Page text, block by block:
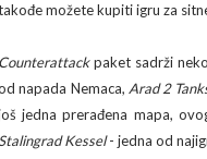
možete kupiti igru za
Counterattackpaket sadrži
napada Nemaca, Arad 2
jedna prerađena mapa,
Stalingrad Kessel- jedna od